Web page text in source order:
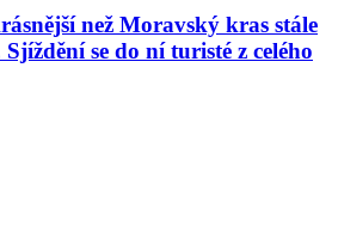
než Moravský kras stále
se do ní turisté z celého